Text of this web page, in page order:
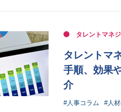
タレントマネ
タレントマ
手順、効果
介
#人事コラム #人